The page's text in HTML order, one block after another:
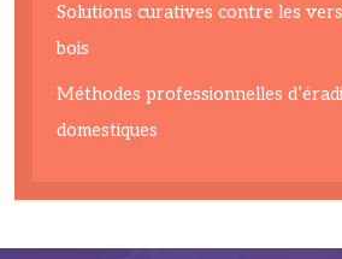
Solutions curatives contre les
bois
Méthodes professionnelles
domestiques